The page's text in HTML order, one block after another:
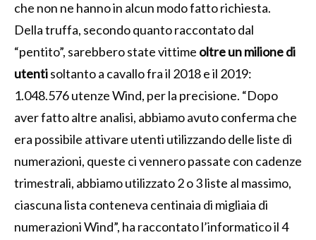
che non ne hanno in alcun modo fatto richiesta.
Della truffa, secondo quanto raccontato dal
“pentito”, sarebbero state vittime oltre un milione di
utentisoltanto a cavallo fra il 2018 e il 2019:
1.048.576 utenze Wind, per la precisione. “Dopo
aver fatto altre analisi, abbiamo avuto conferma che
era possibile attivare utenti utilizzando delle liste di
numerazioni, queste ci vennero passate con cadenze
trimestrali, abbiamo utilizzato 2 o 3 liste al massimo,
ciascuna lista conteneva centinaia di migliaia di
numerazioni Wind”, ha raccontato l’informatico il 4